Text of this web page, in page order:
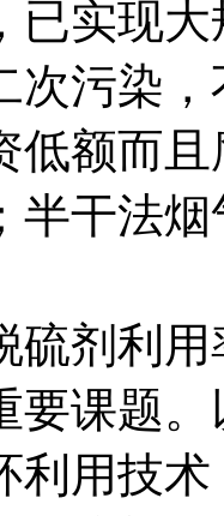
已实现
次污染
低额而
半干法
硫剂利
要课题
利用技